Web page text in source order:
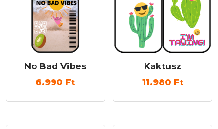
No Bad Vibes
6.990 Ft
Kaktusz
11.980 Ft